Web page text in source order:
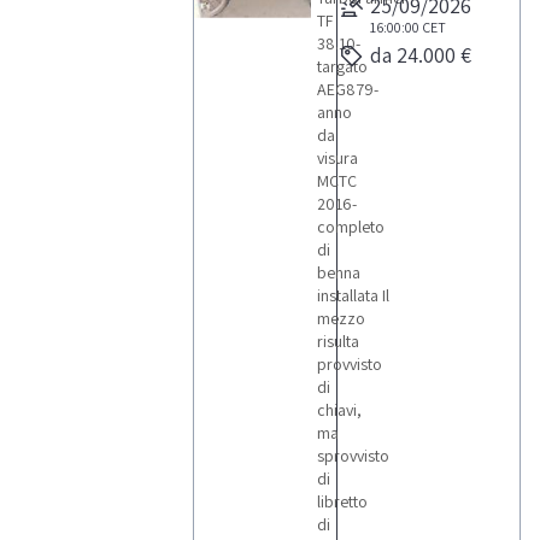
TF
38.10-
targato
AEG879-
anno
da
visura
MCTC
2016-
completo
di
benna
installata Il
mezzo
risulta
provvisto
di
chiavi,
ma
sprovvisto
di
libretto
di
16:00:00 CET
da 24.000 €